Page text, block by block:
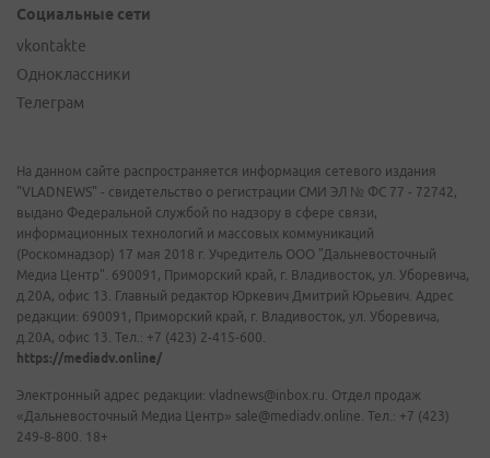
Социальные сети
vkontakte
Одноклассники
Телеграм
На данном сайте распространяется информация сетевого издания
"VLADNEWS" - свидетельство о регистрации СМИ ЭЛ № ФС 77 - 72742,
выдано Федеральной службой по надзору в сфере связи,
информационных технологий и массовых коммуникаций
(Роскомнадзор) 17 мая 2018 г. Учредитель ООО "Дальневосточный
Медиа Центр". 690091, Приморский край, г. Владивосток, ул. Уборевича,
д.20А, офис 13. Главный редактор Юркевич Дмитрий Юрьевич. Адрес
редакции: 690091, Приморский край, г. Владивосток, ул. Уборевича,
д.20А, офис 13. Тел.: +7 (423) 2-415-600.
https://mediadv.online/
Электронный адрес редакции: vladnews@inbox.ru. Отдел продаж
«Дальневосточный Медиа Центр» sale@mediadv.online. Тел.: +7 (423)
249-8-800. 18+